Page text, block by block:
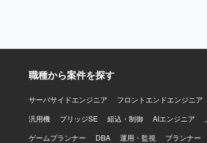
職種から案件を探す
サーバサイドエンジニア フロントエンドエンジニア
汎用機
ブリッジSE 組込・制御 AIエンジニア
ゲームプランナー
DBA 運用・監視 プランナー